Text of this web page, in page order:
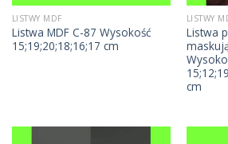
LISTWY MDF
Listwa MDF C-87 Wysokość
15;19;20;18;16;17 cm
LISTWY
Listwa
cm